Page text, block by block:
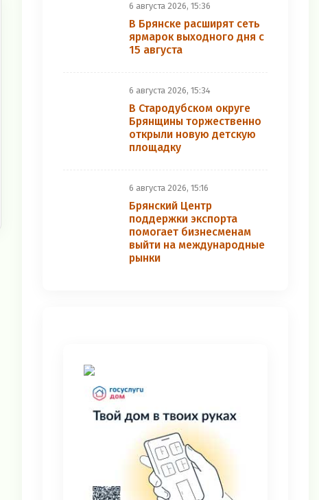
6 августа 2026, 15:36
В Брянске расширят сеть
ярмарок выходного дня с
15 августа
6 августа 2026, 15:34
В Стародубском округе
Брянщины торжественно
открыли новую детскую
площадку
6 августа 2026, 15:16
Брянский Центр
поддержки экспорта
помогает бизнесменам
выйти на международные
рынки